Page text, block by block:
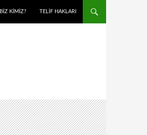
BIZ KIMIZ? TELIF HAKLARI